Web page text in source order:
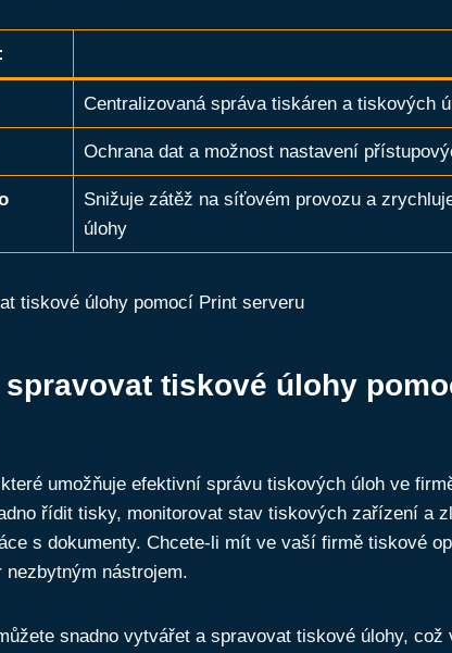
Centralizovaná správa tiskáren a tiskových
Ochrana dat a možnost nastavení
Snižuje zátěž na síťovém provozu a
úlohy
tiskové úlohy
umožňuje efektivní správu tiskových úloh ve
řídit tisky, monitorovat stav tiskových zařízení a
s dokumenty. Chcete-li mít ve vaší firmě tiskové
nástrojem.
snadno vytvářet a spravovat tiskové úlohy, což